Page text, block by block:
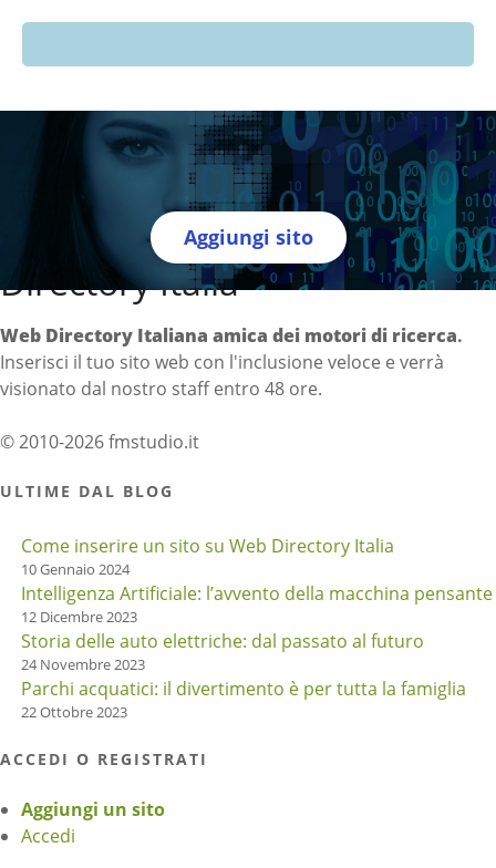
Aggiungi sito
Directory Italia
Web Directory Italiana amica dei motori di ricerca.
Inserisci il tuo sito web con l'inclusione veloce e verrà
visionato dal nostro staff entro 48 ore.
© 2010-2026 fmstudio.it
ULTIME DAL BLOG
Come inserire un sito su Web Directory Italia
10 Gennaio 2024
Intelligenza Artificiale: l’avvento della macchina pensante
12 Dicembre 2023
Storia delle auto elettriche: dal passato al futuro
24 Novembre 2023
Parchi acquatici: il divertimento è per tutta la famiglia
22 Ottobre 2023
ACCEDI O REGISTRATI
Aggiungi un sito
Accedi